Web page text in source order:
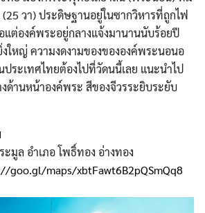
(25 วา) ประดิษฐานอยู่ในซากวิหารที่ถูกไฟ
แต่องค์พระอยู่กลางแจ้งมานานนับร้อยปี
ใหญ่ ความงดงามของขององค์พระนอนอ
ประเทศไทยต้องไปที่วัดนนี้เลย แนะนำไป
งด้านหน้าองค์พระ สีของจีวรระยิบระยับ
มูล อำเภอ โพธิ์ทอง อ่างทอง
goo.gl/maps/xbtFawt6B2pQSmQq8